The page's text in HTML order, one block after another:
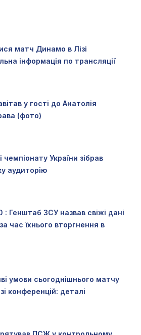
матч Динамо в Лізі
інформація по трансляції
у гості до Анатолія
(фото)
України зібрав
аудиторію
: Генштаб ЗСУ назвав свіжі дані
час їхнього вторгнення в
умови сьогоднішнього матчу
конференцій: деталі